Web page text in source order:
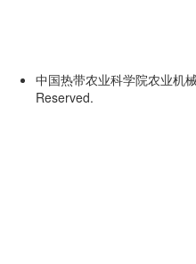
中国热带农业科学院农业机
Reserved.